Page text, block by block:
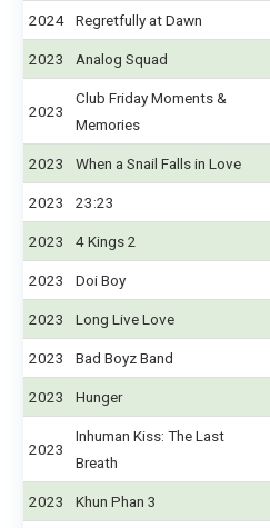
2024 Regretfully at Dawn
2023 Analog Squad
2023
Club Friday Moments &
Memories
2023 When a Snail Falls in Love
2023 23:23
2023 4 Kings 2
2023 Doi Boy
2023 Long Live Love
2023 Bad Boyz Band
2023 Hunger
2023
Inhuman Kiss: The Last
Breath
2023 Khun Phan 3